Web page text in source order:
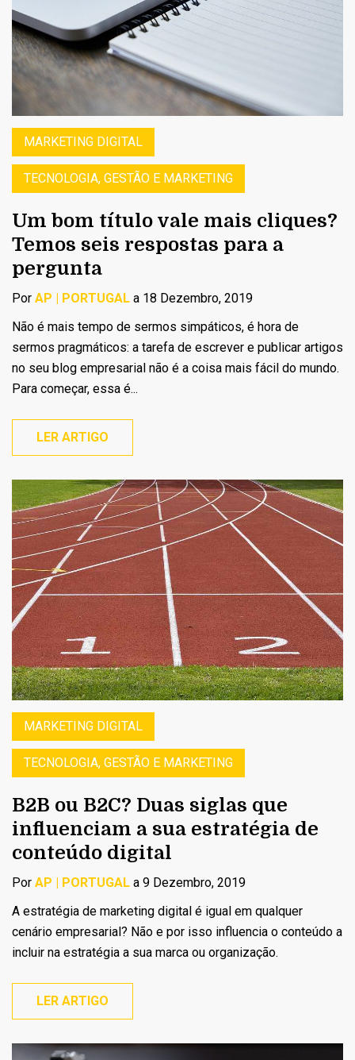
MARKETING DIGITAL
TECNOLOGIA, GESTÃO E MARKETING
Um bom título vale mais cliques?
Temos seis respostas para a
pergunta
Por AP | PORTUGAL a 18 Dezembro, 2019
Não é mais tempo de sermos simpáticos, é hora de
sermos pragmáticos: a tarefa de escrever e publicar artigos
no seu blog empresarial não é a coisa mais fácil do mundo.
Para começar, essa é...
LER ARTIGO
MARKETING DIGITAL
TECNOLOGIA, GESTÃO E MARKETING
B2B ou B2C? Duas siglas que
influenciam a sua estratégia de
conteúdo digital
Por AP | PORTUGAL a 9 Dezembro, 2019
A estratégia de marketing digital é igual em qualquer
cenário empresarial? Não e por isso influencia o conteúdo a
incluir na estratégia a sua marca ou organização.
LER ARTIGO